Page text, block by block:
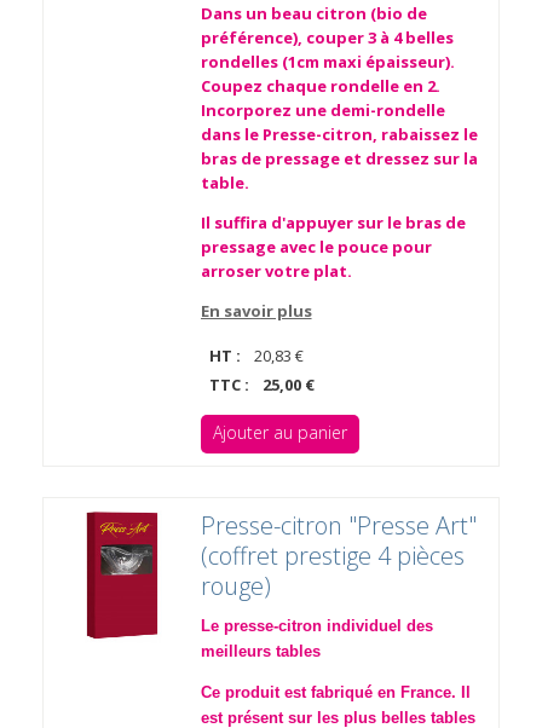
Dans un beau citron (bio de
préférence), couper 3 à 4 belles
rondelles (1cm maxi épaisseur).
Coupez chaque rondelle en 2.
Incorporez une demi-rondelle
dans le Presse-citron, rabaissez le
bras de pressage et dressez sur la
table.
Il suffira d'appuyer sur le bras de
pressage avec le pouce pour
arroser votre plat.
En savoir plus
HT :
20,83 €
TTC :
25,00 €
Ajouter au panier
Presse-citron "Presse Art"
(coffret prestige 4 pièces
rouge)
Le presse-citron individuel des
meilleurs tables
Ce produit est fabriqué en France. Il
est présent sur les plus belles tables